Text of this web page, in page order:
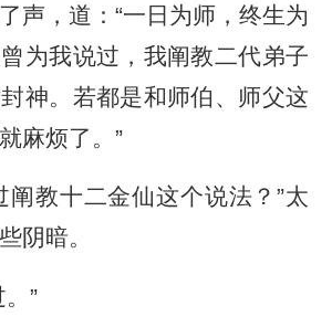
声，道：“一日为师，终生为
为我说过，我阐教二代弟子
神。若都是和师伯、师父这
麻烦了。”
阐教十二金仙这个说法？”太
阴暗。
”